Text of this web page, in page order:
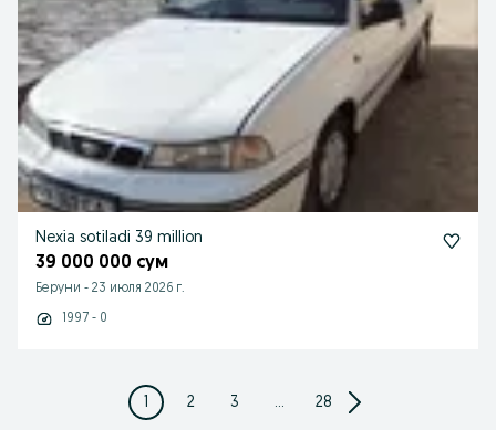
Nexia sotiladi 39 million
39 000 000 сум
Беруни - 23 июля 2026 г.
1997 - 0
1 2 3 ... 28